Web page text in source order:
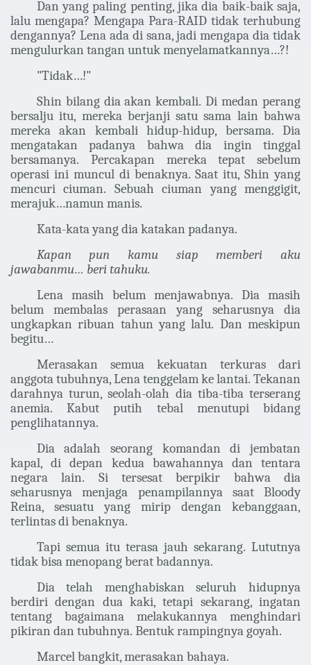
Dan yang paling penting, jika dia baik-baik saja,
lalu mengapa? Mengapa Para-RAID tidak terhubung
dengannya? Lena ada di sana, jadi mengapa dia tidak
mengulurkan tangan untuk menyelamatkannya…?!
"Tidak…!"
Shin bilang dia akan kembali. Di medan perang
bersalju itu, mereka berjanji satu sama lain bahwa
mereka akan kembali hidup-hidup, bersama. Dia
mengatakan padanya bahwa dia ingin tinggal
bersamanya. Percakapan mereka tepat sebelum
operasi ini muncul di benaknya. Saat itu, Shin yang
mencuri ciuman. Sebuah ciuman yang menggigit,
merajuk…namun manis.
Kata-kata yang dia katakan padanya.
Kapan pun kamu siap memberi aku
jawabanmu… beri tahuku.
Lena masih belum menjawabnya. Dia masih
belum membalas perasaan yang seharusnya dia
ungkapkan ribuan tahun yang lalu. Dan meskipun
begitu…
Merasakan semua kekuatan terkuras dari
anggota tubuhnya, Lena tenggelam ke lantai. Tekanan
darahnya turun, seolah-olah dia tiba-tiba terserang
anemia. Kabut putih tebal menutupi bidang
penglihatannya.
Dia adalah seorang komandan di jembatan
kapal, di depan kedua bawahannya dan tentara
negara lain. Si tersesat berpikir bahwa dia
seharusnya menjaga penampilannya saat Bloody
Reina, sesuatu yang mirip dengan kebanggaan,
terlintas di benaknya.
Tapi semua itu terasa jauh sekarang. Lututnya
tidak bisa menopang berat badannya.
Dia telah menghabiskan seluruh hidupnya
berdiri dengan dua kaki, tetapi sekarang, ingatan
tentang bagaimana melakukannya menghindari
pikiran dan tubuhnya. Bentuk rampingnya goyah.
Marcel bangkit, merasakan bahaya.